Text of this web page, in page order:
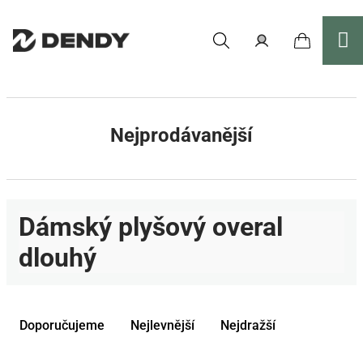
obsah
Nákupní
Nejprodávanější
Dámský plyšový overal
dlouhý
Doporučujeme Nejlevnější Nejdražší